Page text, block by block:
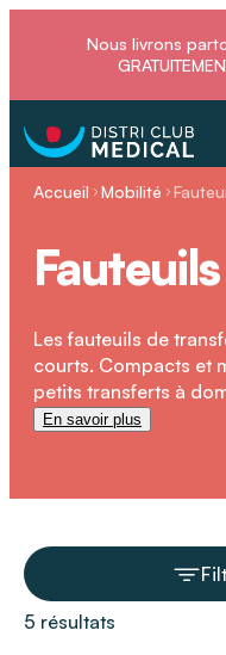
Nous livrons
Accueil Mobilité
Les fauteuils de
courts. Compacts et
petits transferts à
l’effort des aidants et
En savoir plus
5 résultats